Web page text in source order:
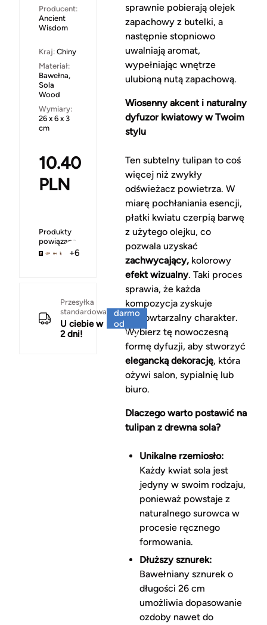
Producent:
Ancient
Wisdom
Kraj: Chiny
Materiał:
Bawełna,
Sola
Wood
Wymiary:
26 x 6 x 3
cm
10.40
PLN
Produkty
powiązane
+6
Przesyłka
standardowa
U ciebie w
2 dni!
darmo
od
150 zł
sprawnie pobierają olejek
zapachowy z butelki, a
następnie stopniowo
uwalniają aromat,
wypełniając wnętrze
ulubioną nutą zapachową.
Wiosenny akcent i naturalny
dyfuzor kwiatowy w Twoim
stylu
Ten subtelny tulipan to coś
więcej niż zwykły
odświeżacz powietrza. W
miarę pochłaniania esencji,
płatki kwiatu czerpią barwę
z użytego olejku, co
pozwala uzyskać
zachwycający,kolorowy
efekt wizualny. Taki proces
sprawia, że każda
kompozycja zyskuje
niepowtarzalny charakter.
Wybierz tę nowoczesną
formę dyfuzji, aby stworzyć
elegancką dekorację, która
ożywi salon, sypialnię lub
biuro.
Dlaczego warto postawić na
tulipan z drewna sola?
Unikalne rzemiosło:
Każdy kwiat sola jest
jedyny w swoim rodzaju,
ponieważ powstaje z
naturalnego surowca w
procesie ręcznego
formowania.
Dłuższy sznurek:
Bawełniany sznurek o
długości 26 cm
umożliwia dopasowanie
ozdoby nawet do